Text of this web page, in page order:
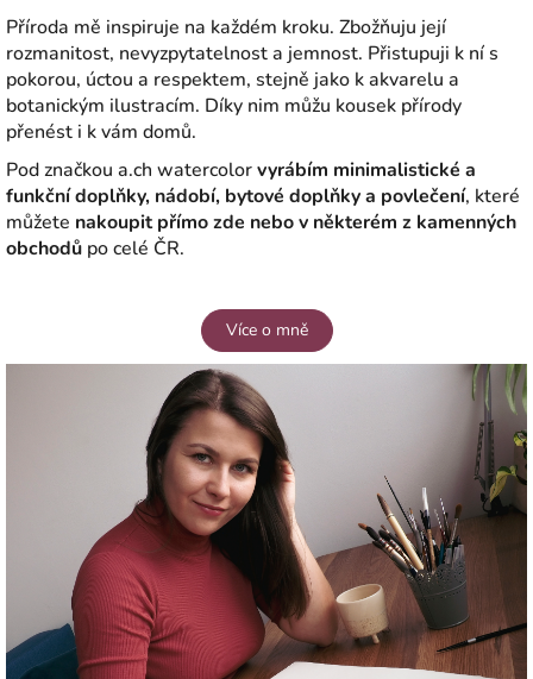
Příroda mě inspiruje na každém kroku. Zbožňuju její
rozmanitost, nevyzpytatelnost a jemnost. Přistupuji k ní s
pokorou, úctou a respektem, stejně jako k akvarelu a
botanickým ilustracím. Díky nim můžu kousek přírody
přenést i k vám domů.
Pod značkou a.ch watercolorvyrábím minimalistické a
funkční doplňky, nádobí, bytové doplňky a povlečení, které
můžete nakoupit přímo zde nebo v některém z kamenných
obchodů po celé ČR.
Více o mně